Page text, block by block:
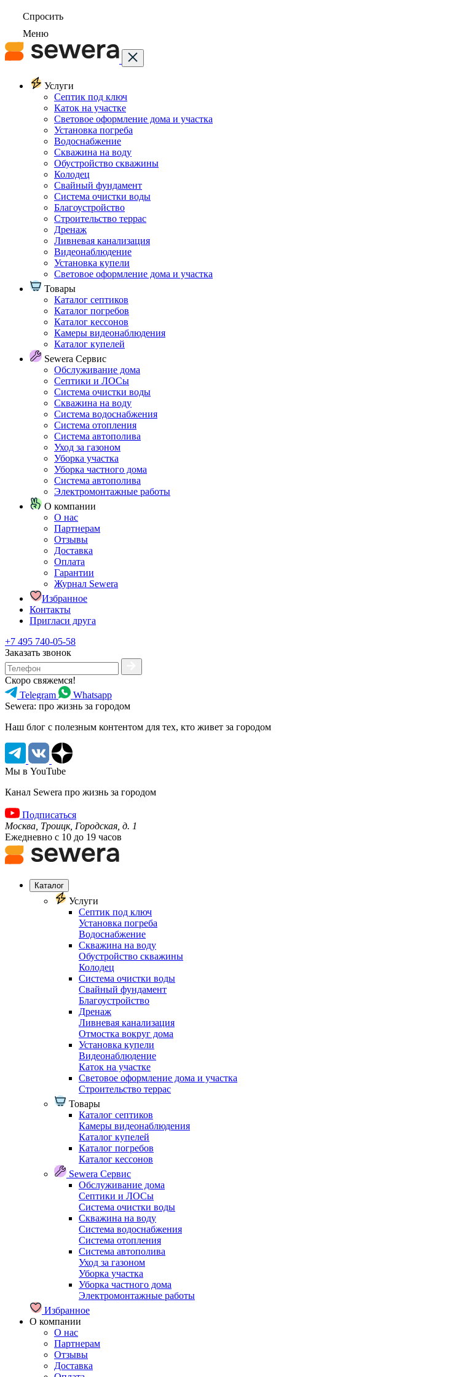
Спросить
Меню
Услуги
Септик под ключ
Каток на участке
Световое оформление дома и участка
Установка погреба
Водоснабжение
Скважина на воду
Обустройство скважины
Колодец
Свайный фундамент
Система очистки воды
Благоустройство
Строительство террас
Дренаж
Ливневая канализация
Видеонаблюдение
Установка купели
Световое оформление дома и участка
Товары
Каталог септиков
Каталог погребов
Каталог кессонов
Камеры видеонаблюдения
Каталог купелей
Sewera Сервис
Обслуживание дома
Септики и ЛОСы
Система очистки воды
Скважина на воду
Система водоснабжения
Система отопления
Система автополива
Уход за газоном
Уборка участка
Уборка частного дома
Система автополива
Электромонтажные работы
О компании
О нас
Партнерам
Отзывы
Доставка
Оплата
Гарантии
Журнал Sewera
Избранное
Контакты
Пригласи друга
+7 495 740-05-58
Заказать звонок
Скоро свяжемся!
Telegram
Whatsapp
Sewera: про жизнь за городом
Наш блог c полезным контентом для тех, кто живет за городом
Мы в YouTube
Канал Sewera про жизнь за городом
Подписаться
Москва, Троицк, Городская, д. 1
Ежедневно с 10 до 19 часов
Каталог
Услуги
Септик под ключ
Установка погреба
Водоснабжение
Скважина на воду
Обустройство скважины
Колодец
Система очистки воды
Свайный фундамент
Благоустройство
Дренаж
Ливневая канализация
Отмостка вокруг дома
Установка купели
Видеонаблюдение
Каток на участке
Световое оформление дома и участка
Строительство террас
Товары
Каталог септиков
Камеры видеонаблюдения
Каталог купелей
Каталог погребов
Каталог кессонов
Sewera Сервис
Обслуживание дома
Септики и ЛОСы
Система очистки воды
Скважина на воду
Система водоснабжения
Система отопления
Система автополива
Уход за газоном
Уборка участка
Уборка частного дома
Электромонтажные работы
Избранное
О компании
О нас
Партнерам
Отзывы
Доставка